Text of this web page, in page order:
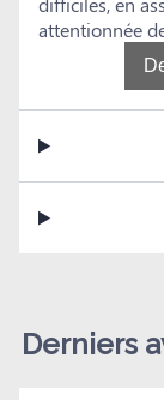
attentionnée
Derniers